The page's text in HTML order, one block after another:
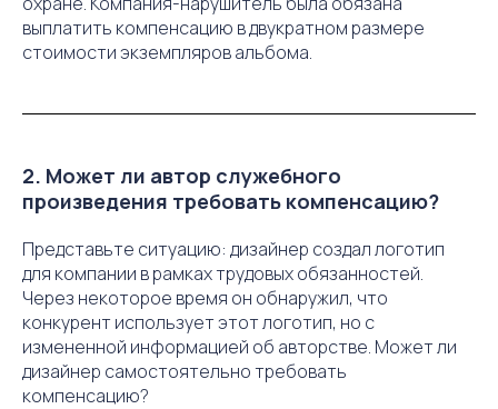
выплатить компенсацию в двукратном размере
стоимости экземпляров альбома.
2. Может ли автор служебного
произведения требовать компенсацию?
Представьте ситуацию: дизайнер создал логотип
для компании в рамках трудовых обязанностей.
Через некоторое время он обнаружил, что
конкурент использует этот логотип, но с
измененной информацией об авторстве. Может ли
дизайнер самостоятельно требовать
компенсацию?